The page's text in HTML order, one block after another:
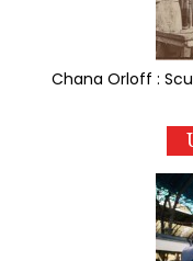
Chana Orloff :